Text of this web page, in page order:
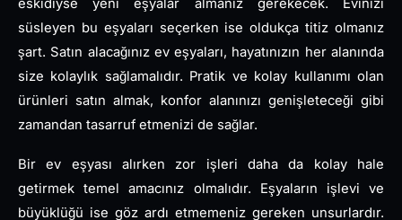
süsleyen bu eşyaları seçerken ise oldukça titiz olmanız
şart. Satın alacağınız ev eşyaları, hayatınızın her alanında
size kolaylık sağlamalıdır. Pratik ve kolay kullanımı olan
ürünleri satın almak, konfor alanınızı genişleteceği gibi
zamandan tasarruf etmenizi de sağlar.
Bir ev eşyası alırken zor işleri daha da kolay hale
getirmek temel amacınız olmalıdır. Eşyaların işlevi ve
büyüklüğü ise göz ardı etmemeniz gereken unsurlardır.